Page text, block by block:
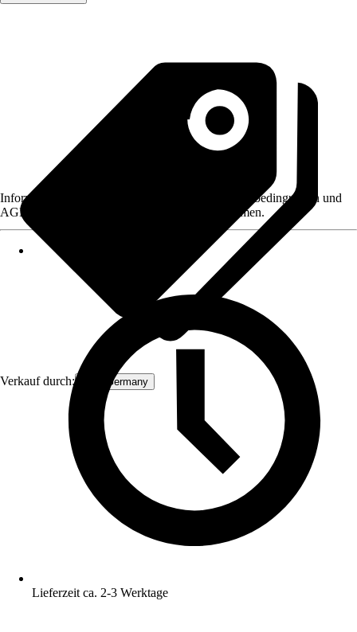
Verkauf durch: ECD Germany
Informationen des Verkäufers, wie z. B. Rückgabebedingungen und
AGB, finden Sie bei Klick auf den Verkäufernamen.
Lieferzeit ca. 2-3 Werktage